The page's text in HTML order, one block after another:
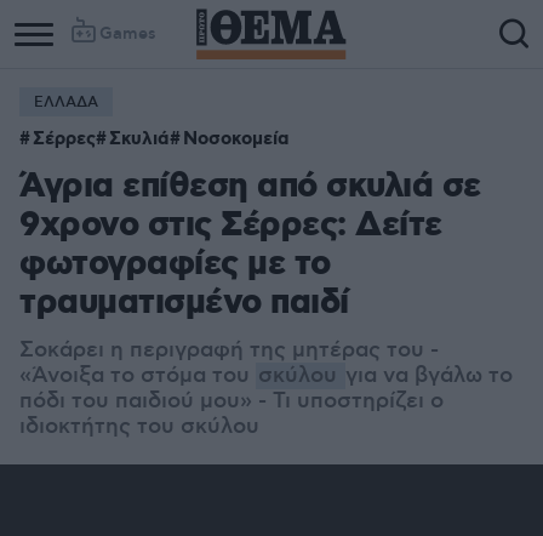
Games
Column
1
Column
2
ΕΛΛΑΔΑ
Σέρρες Σκυλιά Νοσοκομεία
Άγρια επίθεση από σκυλιά σε
9χρονο στις Σέρρες: Δείτε
φωτογραφίες με το
τραυματισμένο παιδί
Σοκάρει η περιγραφή της μητέρας του -
«Άνοιξα το στόμα του σκύλου για να βγάλω το
πόδι του παιδιού μου» - Τι υποστηρίζει ο
ιδιοκτήτης του σκύλου